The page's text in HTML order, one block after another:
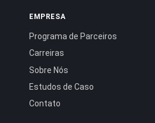
EMPRESA
Programa de Parceiros
Carreiras
Sobre Nós
Estudos de Caso
Contato